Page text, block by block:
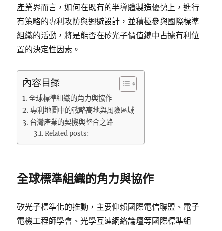
產業界而言，如何在既有的半導體製造優勢上，進行
有策略的專利攻防與迴避設計，並積極參與國際標準
組織的活動，將是能否在矽光子價值鏈中占據有利位
置的決定性因素。
內容目錄
全球標準組織的角力與協作
專利地圖中的戰略高地與風險區域
台灣產業的契機與整合之路
Related posts:
全球標準組織的角力與協作
矽光子標準化的推動，主要仰賴國際電信聯盟、電子
電機工程師學會、光學互連網絡論壇等國際標準組